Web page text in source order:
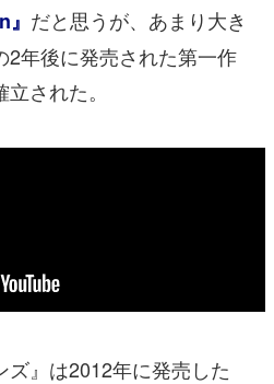
だと思うが、あまり大き
2年後に発売された第一作
された。
』は2012年に発売した